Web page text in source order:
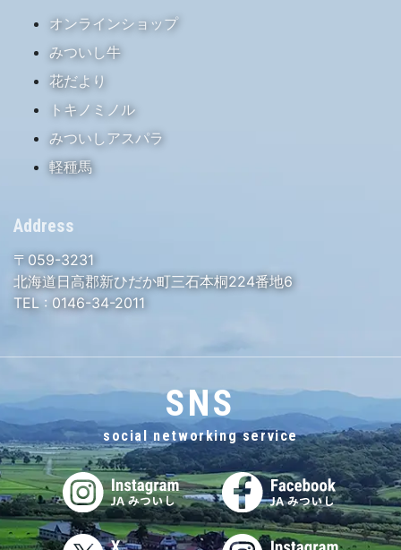
オンラインショップ
みついし牛
花だより
トキノミノル
みついしアスパラ
軽種馬
Address
〒059-3231
北海道日高郡新ひだか町三石本桐224番地6
TEL : 0146-34-2011
SNS
social networking service